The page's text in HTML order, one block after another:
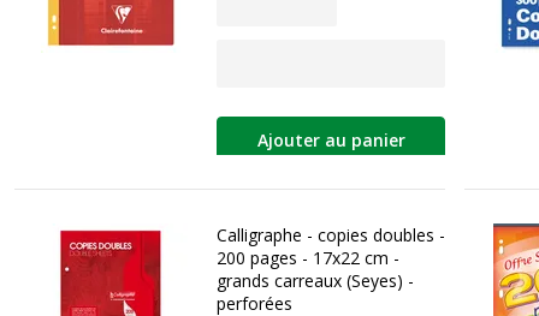
Ajouter au panier
Calligraphe - copies doubles -
200 pages - 17x22 cm -
grands carreaux (Seyes) -
perforées